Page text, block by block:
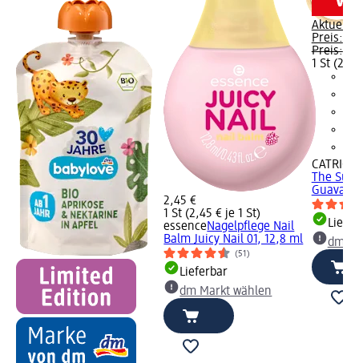
2,45 €
1 St (2,45 € je 1 St)
essenceNagelpflege Nail
Balm Juicy Nail 01, 12,8 ml
(51)
Lieferbar
dm Markt wählen
Aktueller
Preis:
Preis:
1 St
CATRICE
The
Guava
dm